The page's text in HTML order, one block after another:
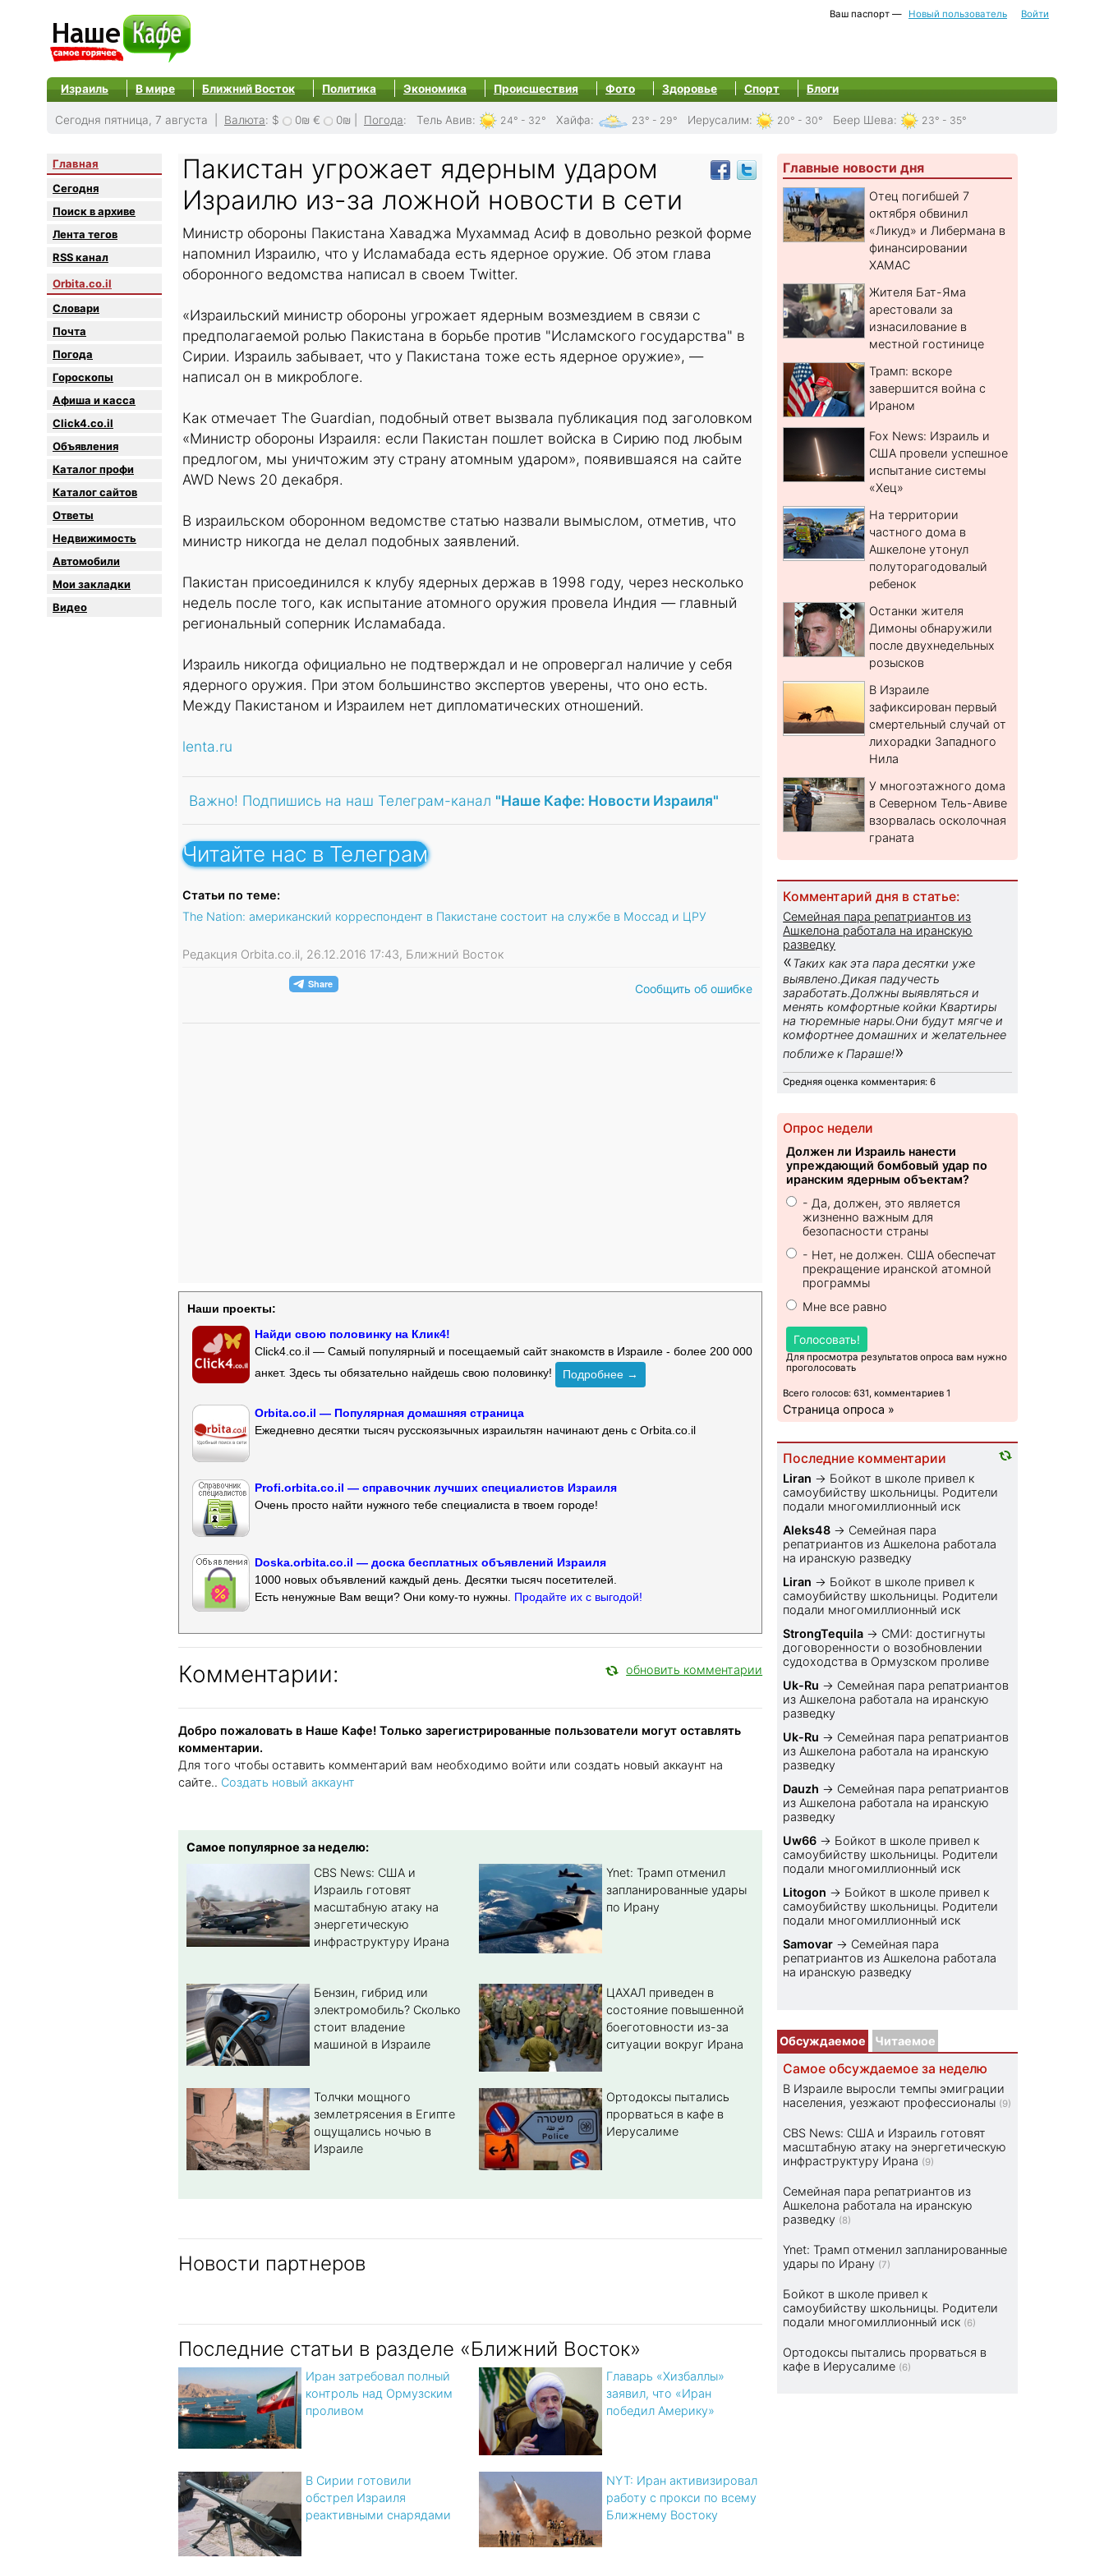
Ваш паспорт — Новый пользователь Войти
Израиль В мире Ближний Восток Политика Экономика Происшествия Фото Здоровье Спорт Блоги
Сегодня пятница, 7 августа | Валюта: $ 0₪ € 0₪ Погода: Тель Авив: 24° - 32° Хайфа: 23° - 29° Иерусалим: 20° - 30° Беер Шева: 23° - 35°
Главная
Сегодня
Поиск в архиве
Лента тегов
RSS канал
Orbita.co.il
Словари
Почта
Погода
Гороскопы
Афиша и касса
Click4.co.il
Объявления
Каталог профи
Каталог сайтов
Oтветы
Недвижимость
Автомобили
Мои закладки
Видео
Пакистан угрожает ядерным ударом
Израилю из-за ложной новости в сети
Министр обороны Пакистана Хаваджа Мухаммад Асиф в довольно резкой форме
напомнил Израилю, что у Исламабада есть ядерное оружие. Об этом глава
оборонного ведомства написал в своем Twitter.
«Израильский министр обороны угрожает ядерным возмездием в связи с
предполагаемой ролью Пакистана в борьбе против "Исламского государства" в
Сирии. Израиль забывает, что у Пакистана тоже есть ядерное оружие», —
написал он в микроблоге.
Как отмечает The Guardian, подобный ответ вызвала публикация под заголовком
«Министр обороны Израиля: если Пакистан пошлет войска в Сирию под любым
предлогом, мы уничтожим эту страну атомным ударом», появившаяся на сайте
AWD News 20 декабря.
В израильском оборонном ведомстве статью назвали вымыслом, отметив, что
министр никогда не делал подобных заявлений.
Пакистан присоединился к клубу ядерных держав в 1998 году, через несколько
недель после того, как испытание атомного оружия провела Индия — главный
региональный соперник Исламабада.
Израиль никогда официально не подтверждал и не опровергал наличие у себя
ядерного оружия. При этом большинство экспертов уверены, что оно есть.
Между Пакистаном и Израилем нет дипломатических отношений.
lenta.ru
Важно! Подпишись на наш Телеграм-канал "Наше Кафе: Новости Израиля"
Читайте нас в Телеграм
Статьи по теме:
The Nation: американский корреспондент в Пакистане состоит на службе в Моссад и ЦРУ
Редакция Orbita.co.il, 26.12.2016 17:43, Ближний Восток
Сообщить об ошибке
Наши проекты:
Найди свою половинку на Клик4!
Click4.co.il — Самый популярный и посещаемый сайт знакомств в Израиле - более 200 000
анкет. Здесь ты обязательно найдешь свою половинку!
Подробнее →
Orbita.co.il — Популярная домашняя страница
Ежедневно десятки тысяч русскоязычных израильтян начинают день с Orbita.co.il
Profi.orbita.co.il — справочник лучших специалистов Израиля
Очень просто найти нужного тебе специалиста в твоем городе!
Doska.orbita.co.il — доска бесплатных объявлений Израиля
1000 новых объявлений каждый день. Десятки тысяч посетителей.
Есть ненужные Вам вещи? Они кому-то нужны. Продайте их с выгодой!
Комментарии: обновить комментарии
Добро пожаловать в Наше Кафе! Только зарегистрированные пользователи могут оставлять
комментарии.
Для того чтобы оставить комментарий вам необходимо войти или создать новый аккаунт на
сайте.. Создать новый аккаунт
Самое популярное за неделю:
CBS News: США и
Израиль готовят
масштабную атаку на
энергетическую
инфраструктуру Ирана
Ynet: Трамп отменил
запланированные удары
по Ирану
Бензин, гибрид или
электромобиль? Cколько
стоит владение
машиной в Израиле
ЦАХАЛ приведен в
состояние повышенной
боеготовности из-за
ситуации вокруг Ирана
Толчки мощного
землетрясения в Египте
ощущались ночью в
Израиле
Ортодоксы пытались
прорваться в кафе в
Иерусалиме
Новости партнеров
Последние статьи в разделе «Ближний Восток»
Иран затребовал полный
контроль над Ормузским
проливом
Главарь «Хизбаллы»
заявил, что «Иран
победил Америку»
В Сирии готовили
обстрел Израиля
реактивными снарядами
NYT: Иран активизировал
работу с прокси по всему
Ближнему Востоку
Главные новости дня
Отец погибшей 7
октября обвинил
«Ликуд» и Либермана в
финансировании
ХАМАС
Жителя Бат-Яма
арестовали за
изнасилование в
местной гостинице
Трамп: вскоре
завершится война с
Ираном
Fox News: Израиль и
США провели успешное
испытание системы
«Хец»
На территории
частного дома в
Ашкелоне утонул
полуторагодовалый
ребенок
Останки жителя
Димоны обнаружили
после двухнедельных
розысков
В Израиле
зафиксирован первый
смертельный случай от
лихорадки Западного
Нила
У многоэтажного дома
в Северном Тель-Авиве
взорвалась осколочная
граната
Комментарий дня в статье:
Семейная пара репатриантов из
Ашкелона работала на иранскую
разведку
«Таких как эта пара десятки уже
выявлено.Дикая падучесть
заработать.Должны выявляться и
менять комфортные койки Квартиры
на тюремные нары.Они будут мягче и
комфортнее домашних и желательнее
поближе к Параше!»
Средняя оценка комментария: 6
Опрос недели
Должен ли Израиль нанести
упреждающий бомбовый удар по
иранским ядерным объектам?
- Да, должен, это является
жизненно важным для
безопасности страны
- Нет, не должен. США обеспечат
прекращение иранской атомной
программы
Мне все равно
Голосовать!
Для просмотра результатов опроса вам нужно
проголосовать
Всего голосов: 631, комментариев 1
Страница опроса »
Последние комментарии
Liran → Бойкот в школе привел к
самоубийству школьницы. Родители
подали многомиллионный иск
Aleks48 → Семейная пара
репатриантов из Ашкелона работала
на иранскую разведку
Liran → Бойкот в школе привел к
самоубийству школьницы. Родители
подали многомиллионный иск
StrongTequila → СМИ: достигнуты
договоренности о возобновлении
судоходства в Ормузском проливе
Uk-Ru → Семейная пара репатриантов
из Ашкелона работала на иранскую
разведку
Uk-Ru → Семейная пара репатриантов
из Ашкелона работала на иранскую
разведку
Dauzh → Семейная пара репатриантов
из Ашкелона работала на иранскую
разведку
Uw66 → Бойкот в школе привел к
самоубийству школьницы. Родители
подали многомиллионный иск
Litogon → Бойкот в школе привел к
самоубийству школьницы. Родители
подали многомиллионный иск
Samovar → Семейная пара
репатриантов из Ашкелона работала
на иранскую разведку
Обсуждаемое Читаемое
Самое обсуждаемое за неделю
В Израиле выросли темпы эмиграции
населения, уезжают профессионалы (9)
CBS News: США и Израиль готовят
масштабную атаку на энергетическую
инфраструктуру Ирана (9)
Семейная пара репатриантов из
Ашкелона работала на иранскую
разведку (8)
Ynet: Трамп отменил запланированные
удары по Ирану (7)
Бойкот в школе привел к
самоубийству школьницы. Родители
подали многомиллионный иск (6)
Ортодоксы пытались прорваться в
кафе в Иерусалиме (6)